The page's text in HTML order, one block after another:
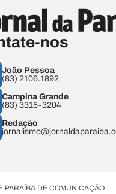
nos
João Pessoa
(83) 2106.1892
Campina Grande
(83) 3315-3204
Redação
PARAÍBA DE COMUNICAÇÃO